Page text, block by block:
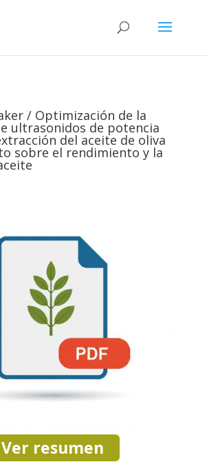
/ Optimización de la
ultrasonidos de potencia
del aceite de oliva
sobre el rendimiento y la
Ver resumen